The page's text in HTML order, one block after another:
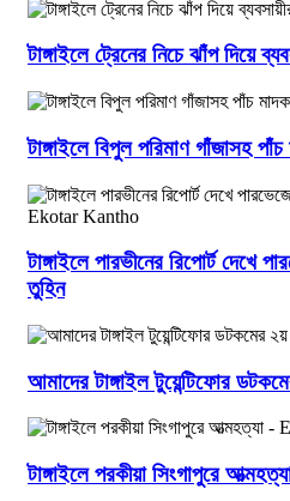
টাঙ্গাইলে ট্রেনের নিচে ঝাঁপ দিয়ে
টাঙ্গাইলে বিপুল পরিমাণ গাঁজাসহ
টাঙ্গাইলে পারভীনের রিপোর্ট দেখে
তুহিন
আমাদের টাঙ্গাইল টুয়েন্টিফোর
টাঙ্গাইলে পরকীয়া সিংগাপুরে